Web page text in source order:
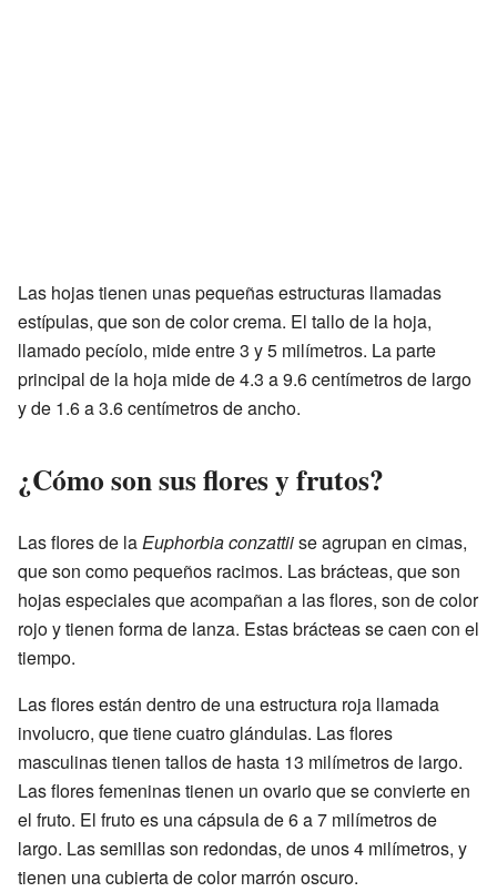
Las hojas tienen unas pequeñas estructuras llamadas
estípulas, que son de color crema. El tallo de la hoja,
llamado pecíolo, mide entre 3 y 5 milímetros. La parte
principal de la hoja mide de 4.3 a 9.6 centímetros de largo
y de 1.6 a 3.6 centímetros de ancho.
¿Cómo son sus flores y frutos?
Las flores de laEuphorbia conzattiise agrupan en cimas,
que son como pequeños racimos. Las brácteas, que son
hojas especiales que acompañan a las flores, son de color
rojo y tienen forma de lanza. Estas brácteas se caen con el
tiempo.
Las flores están dentro de una estructura roja llamada
involucro, que tiene cuatro glándulas. Las flores
masculinas tienen tallos de hasta 13 milímetros de largo.
Las flores femeninas tienen un ovario que se convierte en
el fruto. El fruto es una cápsula de 6 a 7 milímetros de
largo. Las semillas son redondas, de unos 4 milímetros, y
tienen una cubierta de color marrón oscuro.